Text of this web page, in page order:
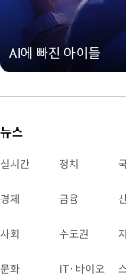
AI에 빠진 아이들
뉴스
실시간 정치
경제 금융
사회 수도권
문화 IT·바이오